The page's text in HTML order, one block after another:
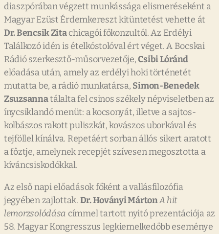
diaszpórában végzett munkássága elismeréseként a
Magyar Ezüst Érdemkereszt kitüntetést vehette át
Dr. Bencsik Zitachicagói főkonzultól. Az Erdélyi
Találkozó idén is ételkóstolóval ért véget. A Bocskai
Rádió szerkesztő-műsorvezetője,Csibi Lóránd
előadása után, amely az erdélyi hoki történetét
mutatta be, a rádió munkatársa, Simon-Benedek
Zsuzsannatálalta fel csinos székely népviseletben az
ínycsiklandó menüt: a kocsonyát, illetve a sajtos-
kolbászos rakott puliszkát, kovászos uborkával és
tejföllel kínálva. Repetáért sorban állós sikert aratott
a főztje, amelynek recepjét szívesen megosztotta a
kíváncsiskodókkal.
Az első napi előadások főként a vallásfilozófia
jegyében zajlottak. Dr. Hoványi MártonA hit
lemorzsolódása címmel tartott nyitó prezentációja az
58. Magyar Kongresszus legkiemelkedőbb eseménye